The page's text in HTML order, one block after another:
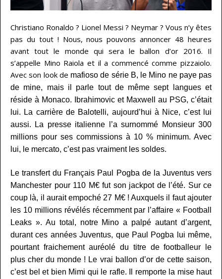
Christiano Ronaldo ? Lionel Messi ? Neymar ? Vous n’y êtes
pas du tout ! Nous, nous pouvons annoncer 48 heures
avant tout le monde qui sera le ballon d’or 2016. Il
s’appelle Mino Raiola et il a commencé comme pizzaiolo.
Avec son look de mafioso de série B, le Mino ne paye pas
de mine, mais il parle tout de même sept langues et
réside à Monaco. Ibrahimovic et Maxwell au PSG, c’était
lui. La carrière de Balotelli, aujourd’hui à Nice, c’est lui
aussi. La presse italienne l’a surnommé Monsieur 300
millions pour ses commissions à 10 % minimum. Avec
lui, le mercato, c’est pas vraiment les soldes.
Le transfert du Français Paul Pogba de la Juventus vers
Manchester pour 110 M€ fut son jackpot de l’été. Sur ce
coup là, il aurait empoché 27 M€ ! Auxquels il faut ajouter
les 10 millions révélés récemment par l’affaire « Football
Leaks ». Au total, notre Mino a palpé autant d’argent,
durant ces années Juventus, que Paul Pogba lui même,
pourtant fraichement auréolé du titre de footballeur le
plus cher du monde ! Le vrai ballon d’or de cette saison,
c’est bel et bien Mimi qui le rafle. Il remporte la mise haut